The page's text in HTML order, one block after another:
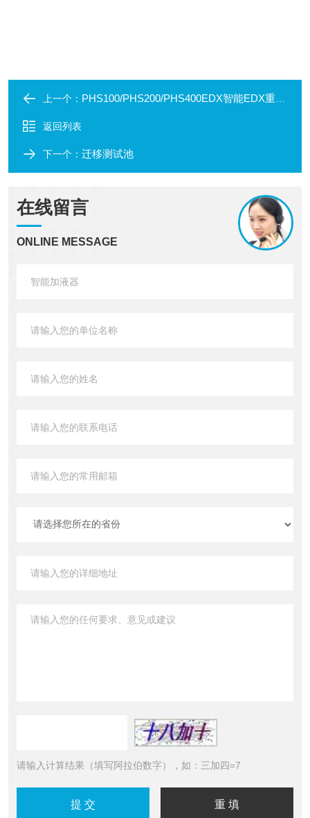
上一个： PHS100/PHS200/PHS400EDX智能EDX重金属测试系统
返回列表
下一个： 迁移测试池
在线留言
ONLINE MESSAGE
请输入计算结果（填写阿拉伯数字），如：三加四=7